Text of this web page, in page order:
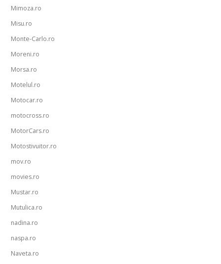
Mimoza.ro
Misu.ro
Monte-Carlo.ro
Moreni.ro
Morsa.ro
Motelul.ro
Motocar.ro
motocross.ro
MotorCars.ro
Motostivuitor.ro
mov.ro
movies.ro
Mustar.ro
Mutulica.ro
nadina.ro
naspa.ro
Naveta.ro